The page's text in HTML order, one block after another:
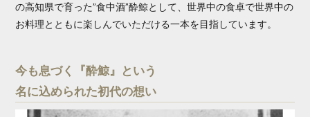
の高知県で育った”食中酒”酔鯨として、世界中の食卓で世界中の
お料理とともに楽しんでいただける一本を目指しています。
今も息づく『酔鯨』という
名に込められた初代の想い